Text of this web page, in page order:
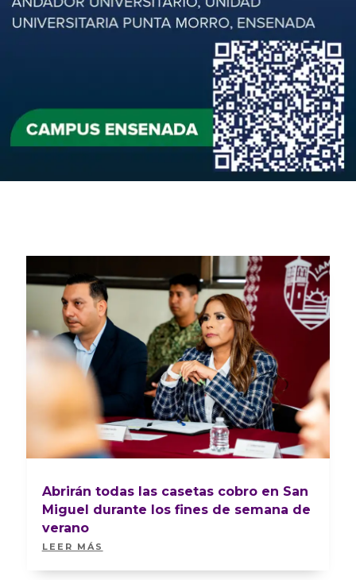
Abrirán todas las casetas cobro en San
Miguel durante los fines de semana de
verano
LEER MÁS